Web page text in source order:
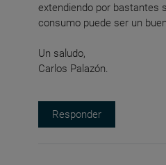
extendiendo por bastantes
consumo puede ser un
Un saludo,
Carlos Palazón.
Responder